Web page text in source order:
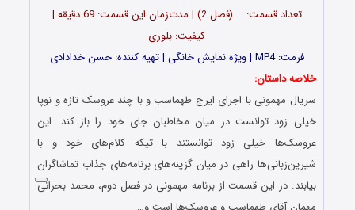
تعداد قسمت: … (فصل 2) | مدت‌زمان این قسمت: 69 دقیقه |
کیفیت: بلوری
فرمت: MP4 | ویژه نمایش خانگی | تهیه کننده: حسن خدادادی
خلاصه داستان:
سریال مهمونی با اجرای ایرج طهماسب و با چند عروسک تازه و نوپا
خیلی زود توانست در میان مخاطبان جای خود را باز کند. این
عروسک‌ها خیلی زود توانستند با تیکه کلام‌های خود و با
شیرین‌زبانی‌ها راهی در میان گزینه‌های برنامه‌های جذاب تماشاگران
بیابند. در این قسمت از برنامه مهمونی در فصل دوم، محمد بحرانی